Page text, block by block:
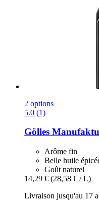
2 options
5.0 (1)
Gölles
Arôme fin
Belle huile
Goût naturel
14,29 € (28,58 € / L)
Livraison jusqu'au 17